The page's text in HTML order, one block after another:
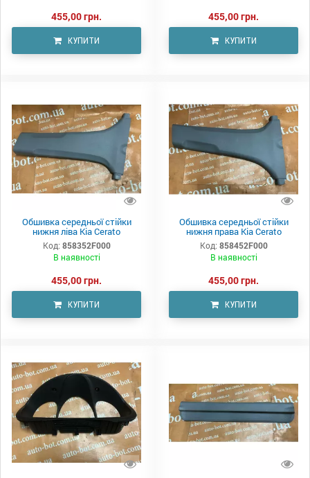
455,00 грн.
КУПИТИ
455,00 грн.
КУПИТИ
Обшивка середньої стійки
нижня ліва Kia Cerato
Код: 858352F000
В наявності
455,00 грн.
КУПИТИ
Обшивка середньої стійки
нижня права Kia Cerato
Код: 858452F000
В наявності
455,00 грн.
КУПИТИ